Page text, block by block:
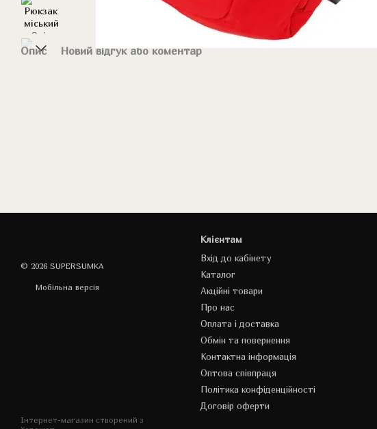
Опис Новий відгук або коментар
© 2026 SUPERSUMKA
Мобільна версія
Інтернет-магазин створений з
Клієнтам
Вхід до кабінету
Каталог
Акційні товари
Про нас
Оплата і доставка
Обмін та повернення
Контактна інформація
Оптова співпраця
Політика конфіденційності
Договір оферти